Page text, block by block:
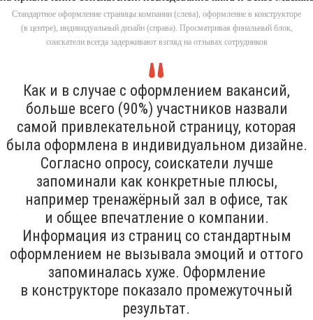
Стандартное оформление страницы компании (слева), оформление в конструкторе
(в центре), индивидуальный дизайн (справа). Просматривая финальный блок,
соискатели всегда задерживают взгляд на отзывах сотрудников
Как и в случае с оформлением вакансий,
больше всего (90%) участников назвали
самой привлекательной страницу, которая
была оформлена в индивидуальном дизайне.
Согласно опросу, соискатели лучше
запоминали как конкретные плюсы,
например тренажёрный зал в офисе, так
и общее впечатление о компании.
Информация из страниц со стандартным
оформлением не вызывала эмоций и оттого
запоминалась хуже. Оформление
в конструкторе показало промежуточный
результат.